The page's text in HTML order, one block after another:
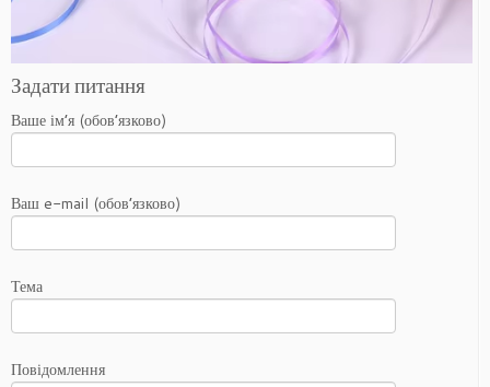
Задати питання
Ваше ім’я (обов’язково)
Ваш e-mail (обов’язково)
Тема
Повідомлення